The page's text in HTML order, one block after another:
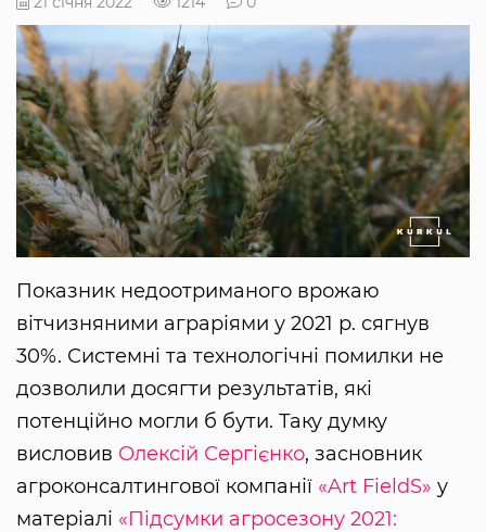
Показник недоотриманого врожаю
вітчизняними аграріями у 2021 р. сягнув
30%. Системні та технологічні помилки не
дозволили досягти результатів, які
потенційно могли б бути. Таку думку
висловив Олексій Сергієнко, засновник
агроконсалтингової компанії «Art FieldS» у
матеріалі «Підсумки агросезону 2021: